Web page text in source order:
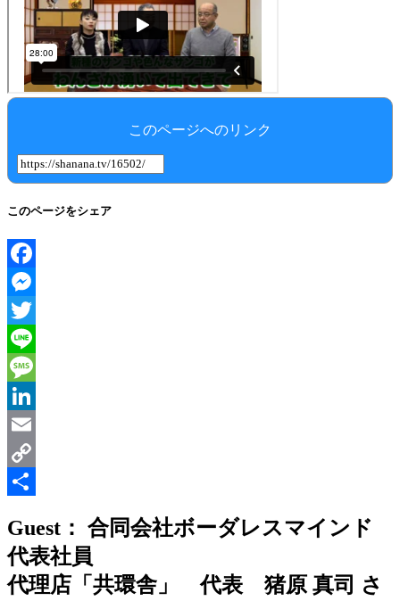
このページへのリンク
このページをシェア
Facebook
Messenger
Twitter
Line
Message
LinkedIn
Email
Copy
有
Guest： 合同会社ボーダレスマインド
代表社員
代理店「共環舎」 代表 猪原 真司 さ